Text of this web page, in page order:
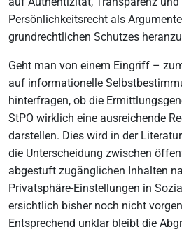
Persönlichkeitsrecht als
grundrechtlichen Schutzes
Geht man von einem Eingriff –
auf informationelle
hinterfragen, ob die
StPO wirklich eine ausreichende
darstellen. Dies wird in der
die Unterscheidung zwischen
abgestuft zugänglichen Inhalten
Privatsphäre-Einstellungen in
ersichtlich bisher noch nicht
Entsprechend unklar bleibt die